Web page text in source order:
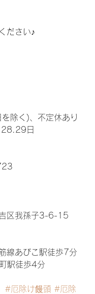
ださい♪
除く)、不定休あり
日
区我孫子3-6-15
線あびこ駅徒歩7分
駅徒歩4分
#厄除け饅頭 #厄除